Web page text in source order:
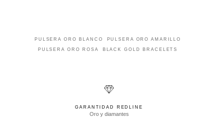
PULSERA ORO BLANCO PULSERA ORO AMARILLO
PULSERA ORO ROSA BLACK GOLD BRACELETS
GARANTIDAD REDLINE
Oro y diamantes